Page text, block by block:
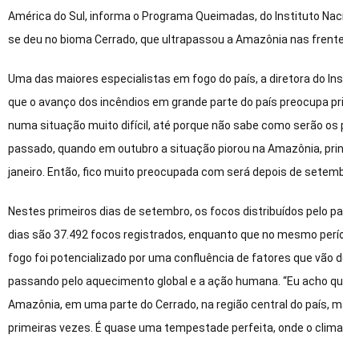
América do Sul, informa o Programa Queimadas, do Instituto
se deu no bioma Cerrado, que ultrapassou a Amazônia nas
Uma das maiores especialistas em fogo do país, a diretora do
que o avanço dos incêndios em grande parte do país preocupa
numa situação muito difícil, até porque não sabe como serão
passado, quando em outubro a situação piorou na Amazônia,
janeiro. Então, fico muito preocupada com será depois de
Nestes primeiros dias de setembro, os focos distribuídos pelo
dias são 37.492 focos registrados, enquanto que no mesmo
fogo foi potencializado por uma confluência de fatores que vão
passando pelo aquecimento global e a ação humana. “Eu acho
Amazônia, em uma parte do Cerrado, na região central do país,
primeiras vezes. É quase uma tempestade perfeita, onde o